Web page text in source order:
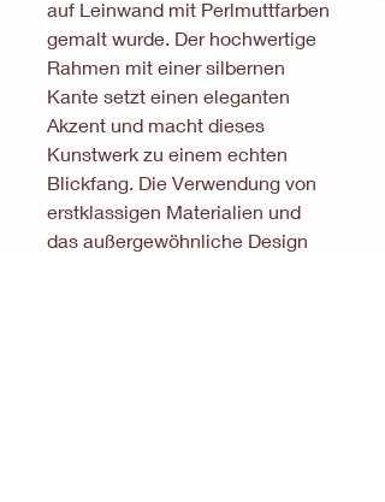
auf Leinwand mit Perlmuttfarben
gemalt wurde. Der hochwertige
Rahmen mit einer silbernen
Kante setzt einen eleganten
Akzent und macht dieses
Kunstwerk zu einem echten
Blickfang. Die Verwendung von
erstklassigen Materialien und
das außergewöhnliche Design